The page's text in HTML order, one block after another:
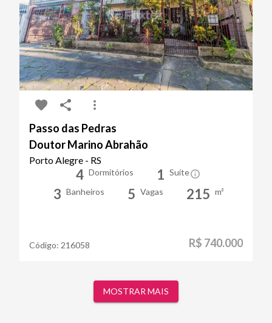
Passo das Pedras
Doutor Marino Abrahão
Porto Alegre - RS
4 Dormitórios 1 Suíte
3 Banheiros 5 Vagas 215 m²
Código: 216058 R$ 740.000
MOSTRAR MAIS